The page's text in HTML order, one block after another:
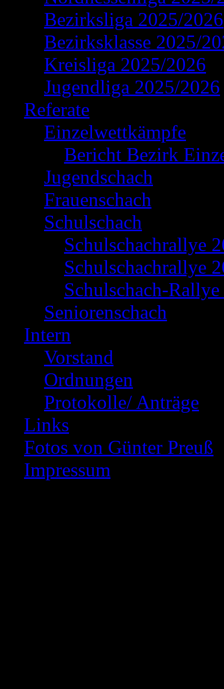
Bezirksliga 2025/2026
Bezirksklasse 2025/
Kreisliga 2025/2026
Jugendliga 2025/2026
Referate
Einzelwettkämpfe
Bericht Bezirk
Jugendschach
Frauenschach
Schulschach
Schulschachrallye
Schulschachrallye
Schulschach-
Seniorenschach
Intern
Vorstand
Ordnungen
Protokolle/ Anträge
Links
Fotos von Günter Preuß
Impressum